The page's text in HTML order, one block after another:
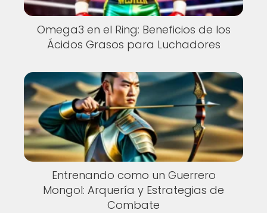
Omega3 en el Ring: Beneficios de los
Ácidos Grasos para Luchadores
Entrenando como un Guerrero
Mongol: Arquería y Estrategias de
Combate